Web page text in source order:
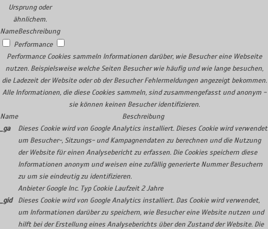
Ursprung oder
ähnlichem.
NameBeschreibung
Performance
Performance Cookies sammeln Informationen darüber, wie Besucher eine Webseite
nutzen. Beispielsweise welche Seiten Besucher wie häufig und wie lange besuchen,
die Ladezeit der Website oder ob der Besucher Fehlermeldungen angezeigt bekommen.
Alle Informationen, die diese Cookies sammeln, sind zusammengefasst und anonym -
sie können keinen Besucher identifizieren.
Name
Beschreibung
_ga
Dieses Cookie wird von Google Analytics installiert. Dieses Cookie wird verwendet
um Besucher-, Sitzungs- und Kampagnendaten zu berechnen und die Nutzung
der Website für einen Analysebericht zu erfassen. Die Cookies speichern diese
Informationen anonym und weisen eine zufällig generierte Nummer Besuchern
zu um sie eindeutig zu identifizieren.
Anbieter Google Inc. Typ Cookie Laufzeit 2 Jahre
_gid
Dieses Cookie wird von Google Analytics installiert. Das Cookie wird verwendet,
um Informationen darüber zu speichern, wie Besucher eine Website nutzen und
hilft bei der Erstellung eines Analyseberichts über den Zustand der Website. Die